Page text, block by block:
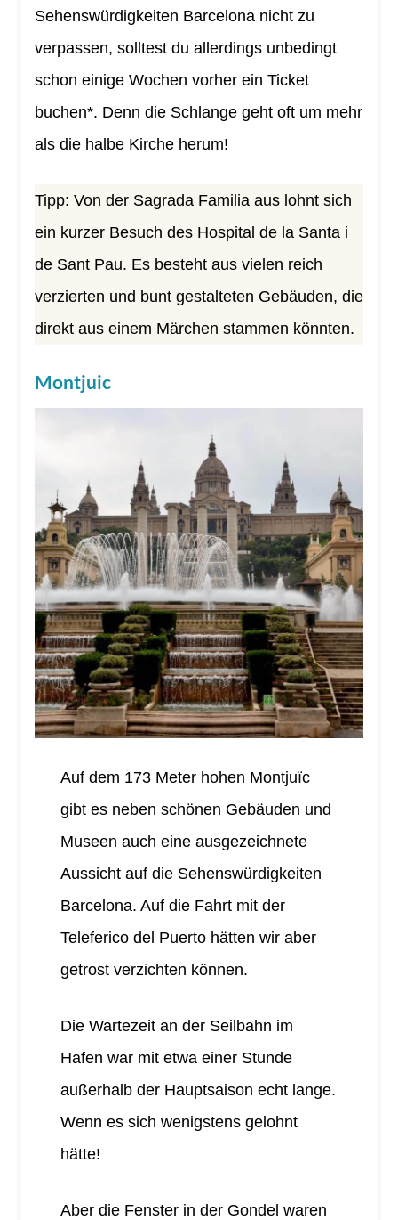
Sehenswürdigkeiten Barcelona nicht zu
verpassen, solltest du allerdings unbedingt
schon einige Wochen vorher ein Ticket
buchen*. Denn die Schlange geht oft um mehr
als die halbe Kirche herum!
Tipp: Von der Sagrada Familia aus lohnt sich
ein kurzer Besuch des Hospital de la Santa i
de Sant Pau. Es besteht aus vielen reich
verzierten und bunt gestalteten Gebäuden, die
direkt aus einem Märchen stammen könnten.
Montjuic
Auf dem 173 Meter hohen Montjuïc
gibt es neben schönen Gebäuden und
Museen auch eine ausgezeichnete
Aussicht auf die Sehenswürdigkeiten
Barcelona. Auf die Fahrt mit der
Teleferico del Puerto hätten wir aber
getrost verzichten können.
Die Wartezeit an der Seilbahn im
Hafen war mit etwa einer Stunde
außerhalb der Hauptsaison echt lange.
Wenn es sich wenigstens gelohnt
hätte!
Aber die Fenster in der Gondel waren